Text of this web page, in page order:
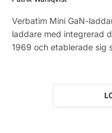
Verbatim Mini GaN-
laddare med integrerad
1969 och etablerade sig